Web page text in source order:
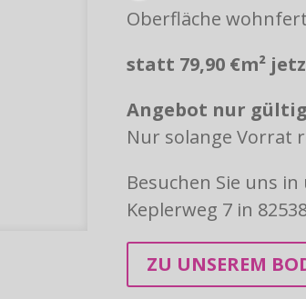
Oberfläche
statt 79,90 €m²
Angebot nur gültig
Nur solange Vorrat
Besuchen Sie uns
Keplerweg 7 in
ZU UNSEREM